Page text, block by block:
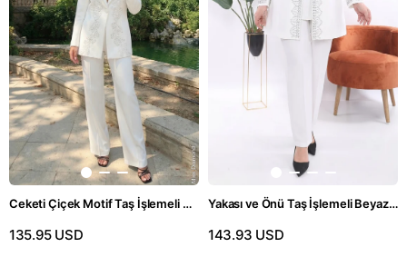
Ceketi Çiçek Motif Taş İşlemeli Beyaz İkili Pantolonlu Takım
135.95 USD
Yakası ve Önü Taş İşlemeli Beyaz Pantolonlu Üçlü Takım
143.93 USD